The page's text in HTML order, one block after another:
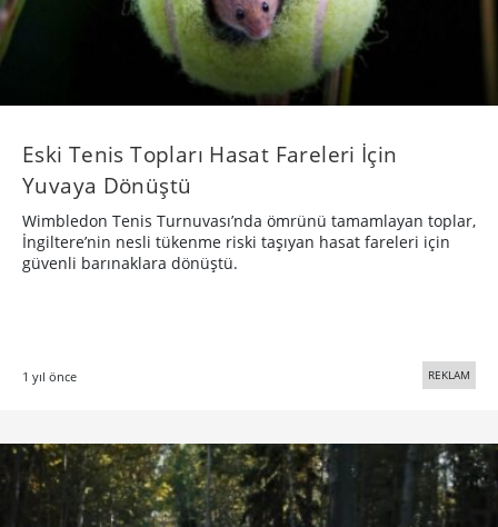
Eski Tenis Topları Hasat Fareleri İçin
Yuvaya Dönüştü
Wimbledon Tenis Turnuvası’nda ömrünü tamamlayan toplar,
İngiltere’nin nesli tükenme riski taşıyan hasat fareleri için
güvenli barınaklara dönüştü.
1 yıl önce REKLAM